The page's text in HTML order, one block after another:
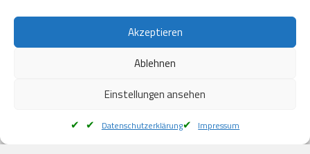
Akzeptieren
Ablehnen
Einstellungen ansehen
Datenschutzerklärung Impressum